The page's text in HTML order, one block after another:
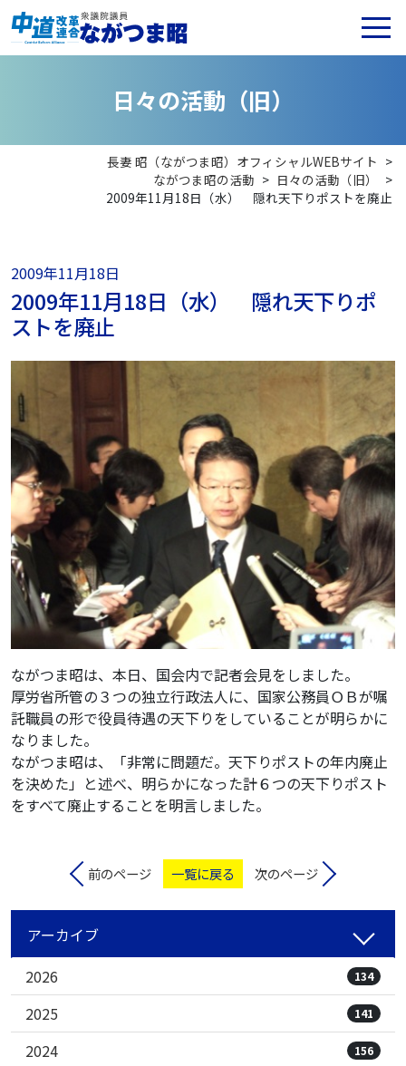
日々の活動 （旧）
長妻 昭（ながつま昭）オフィシャルWEBサイト >
ながつま昭の活動 > 日々の活動（旧）
>
2009年11月18日（水） 隠れ天下りポストを廃止
2009年11月18日
2009年11月18日（水） 隠れ天下りポ
ストを廃止
ながつま昭は、本日、国会内で記者会見をしました。
厚労省所管の３つの独立行政法人に、国家公務員ＯＢが嘱
託職員の形で役員待遇の天下りをしていることが明らかに
なりました。
ながつま昭は、「非常に問題だ。天下りポストの年内廃止
を決めた」と述べ、明らかになった計６つの天下りポスト
をすべて廃止することを明言しました。
前のページ 一覧に戻る 次のページ
アーカイブ
2026
134
2025 141
2024 156